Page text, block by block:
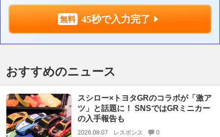
45秒で入力完了
おすすめのニュース
スシロー×トヨタGRのコラボが「激ア
ツ」と話題に！ SNSではGRミニカー
の入手報告も
2026.08.07 レスポンス 0